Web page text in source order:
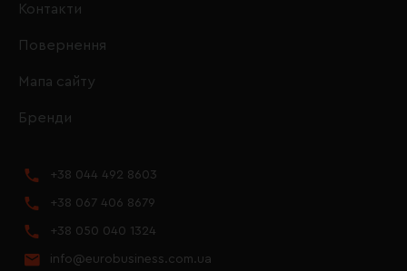
Контакти
Повернення
Мапа сайту
Бренди
+38 044 492 8603
+38 067 406 8679
+38 050 040 1324
info@eurobusiness.com.ua